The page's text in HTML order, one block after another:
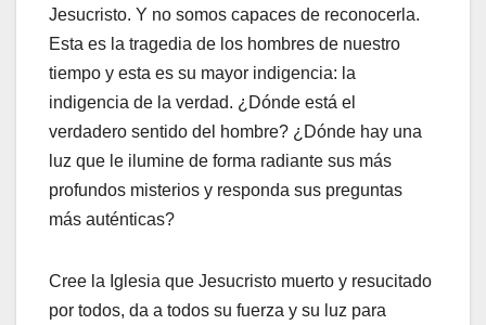
Jesucristo. Y no somos capaces de reconocerla.
Esta es la tragedia de los hombres de nuestro
tiempo y esta es su mayor indigencia: la
indigencia de la verdad. ¿Dónde está el
verdadero sentido del hombre? ¿Dónde hay una
luz que le ilumine de forma radiante sus más
profundos misterios y responda sus preguntas
más auténticas?
Cree la Iglesia que Jesucristo muerto y resucitado
por todos, da a todos su fuerza y su luz para